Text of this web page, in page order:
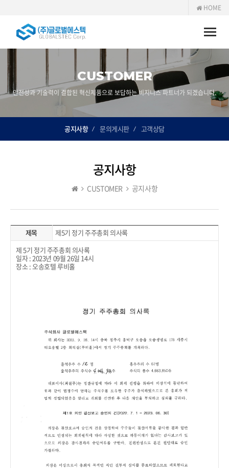
HOME
Toggle
CUSTOMER
안전성과 기술력이 결합된 혁신제품으로 보답하는 비지니스 파트너가 되겠습니다.
공지사항 문의게시판 고객상담
공지사항
CUSTOMER 공지사항
제목
제5기 정기 주주총회 의사록
제 5기 정기 주주총회 의사록
일자 : 2023년 09월 26일 14시
장소 : 오송호텔 루비홀